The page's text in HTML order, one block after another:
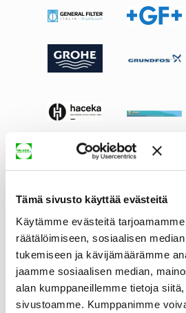
Tämä sivusto käyttää evästeitä
Käytämme evästeitä
räätälöimiseen, sosiaalisen
tukemiseen ja kävijämäärämme
jaamme sosiaalisen median,
alan kumppaneillemme tietoja
sivustoamme. Kumppanimme